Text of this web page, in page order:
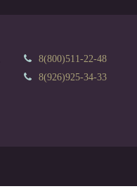
8(800)511-22-48
8(926)925-34-33